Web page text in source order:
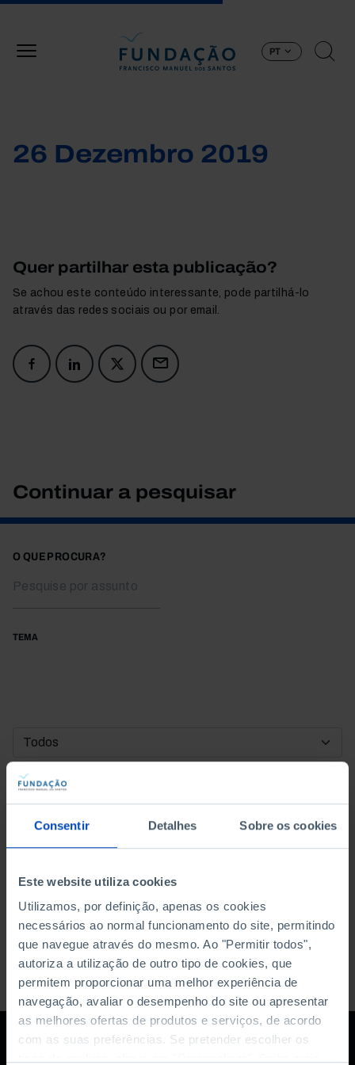
Consentir Detalhes Sobre os cookies
Este website utiliza cookies
Utilizamos, por definição, apenas os cookies
necessários ao normal funcionamento do site, permitindo
que navegue através do mesmo. Ao "Permitir todos",
autoriza a utilização de outro tipo de cookies, que
permitem proporcionar uma melhor experiência de
navegação, avaliar o desempenho do site ou apresentar
as melhores ofertas de produtos e serviços, de acordo
com as suas preferências. Se pretender escolher os
PT
26 Dezembro 2019
Quer partilhar esta publicação?
Se achou este conteúdo interessante, pode partilhá-lo
através das redes sociais ou por email.
Continuar a pesquisar
O QUE PROCURA?
TEMA
DATA DE INÍCIO
DATA DE FIM